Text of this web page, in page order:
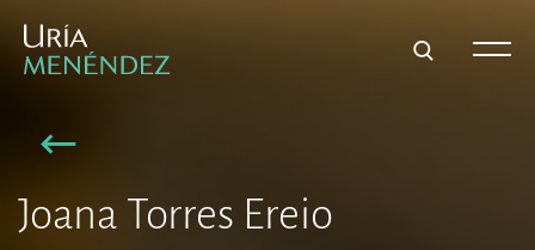
Joana Torres Ereio